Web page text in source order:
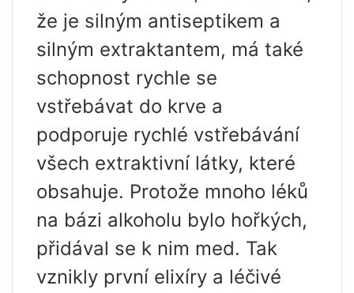
že je silným antiseptikem a
silným extraktantem, má také
schopnost rychle se
vstřebávat do krve a
podporuje rychlé vstřebávání
všech extraktivní látky, které
obsahuje. Protože mnoho léků
na bázi alkoholu bylo hořkých,
přidával se k nim med. Tak
vznikly první elixíry a léčivé